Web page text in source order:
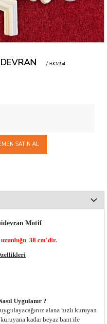
/ BKM54
SATIN AL
Motif
38 cm'dir.
Uygulanır ?
alana hızlı kuruyan
kadar beyaz bant ile